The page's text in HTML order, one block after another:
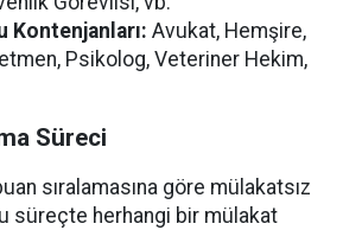
Kontenjanları: Avukat, Hemşire,
Psikolog, Veteriner Hekim,
Süreci
sıralamasına göre mülakatsız
süreçte herhangi bir mülakat